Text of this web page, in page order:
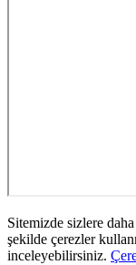
Sitemizde sizlere
şekilde çerezler
inceleyebilirsiniz.